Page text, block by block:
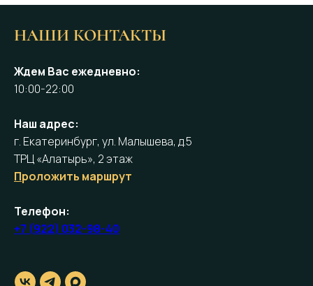
НАШИ КОНТАКТЫ
Ждем Вас ежедневно:
10:00-22:00
Наш адрес:
г. Екатеринбург, ул. Малышева, д.5
ТРЦ «Алатырь», 2 этаж
Проложить маршрут
Телефон:
+7 (922) 032-98-40